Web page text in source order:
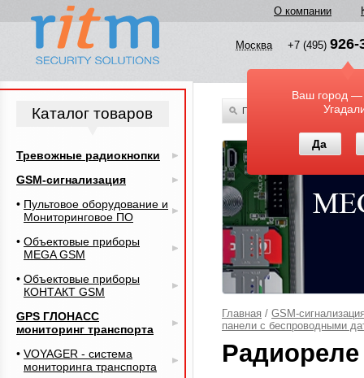
О компании
Москва +7 (495) 926-
Ваш город —
Да
По всему каталогу
Главная / GSM-
панели с беспроводными
Радиореле
Каталог товаров
Тревожные радиокнопки
GSM-сигнализация
Пультовое оборудование и
Мониторинговое ПО
Объектовые приборы
MEGA GSM
Объектовые приборы
КОНТАКТ GSM
GPS ГЛОНАСС
мониторинг транспорта
VOYAGER - система
мониторинга транспорта